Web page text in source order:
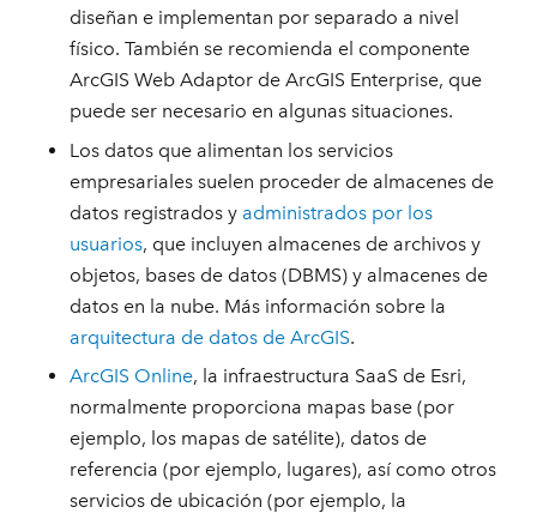
diseñan e implementan por separado a nivel
físico. También se recomienda el componente
ArcGIS Web Adaptor de ArcGIS Enterprise, que
puede ser necesario en algunas situaciones.
Los datos que alimentan los servicios
empresariales suelen proceder de almacenes de
datos registrados y administrados por los
usuarios, que incluyen almacenes de archivos y
objetos, bases de datos (DBMS) y almacenes de
datos en la nube. Más información sobre la
arquitectura de datos de ArcGIS.
ArcGIS Online, la infraestructura SaaS de Esri,
normalmente proporciona mapas base (por
ejemplo, los mapas de satélite), datos de
referencia (por ejemplo, lugares), así como otros
servicios de ubicación (por ejemplo, la